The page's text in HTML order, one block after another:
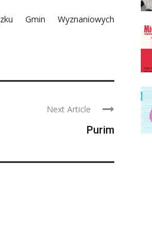
Gmin Wyznaniowych
Next Article
Purim